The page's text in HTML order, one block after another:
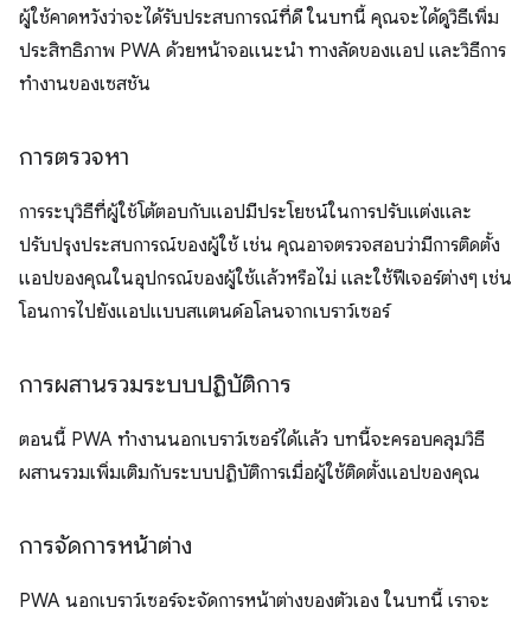
ผู้ใช้คาดหวังว่าจะได้รับประสบการณ์ที่ดี ในบทนี้ คุณจะได้ดูวิธีเพิ่ม
ประสิทธิภาพ PWA ด้วยหน้าจอแนะนํา ทางลัดของแอป และวิธีการ
ทำงานของเซสชัน
การตรวจหา
การระบุวิธีที่ผู้ใช้โต้ตอบกับแอปมีประโยชน์ในการปรับแต่งและ
ปรับปรุงประสบการณ์ของผู้ใช้ เช่น คุณอาจตรวจสอบว่ามีการติดตั้ง
แอปของคุณในอุปกรณ์ของผู้ใช้แล้วหรือไม่ และใช้ฟีเจอร์ต่างๆ เช่น
โอนการไปยังแอปแบบสแตนด์อโลนจากเบราว์เซอร์
การผสานรวมระบบปฏิบัติการ
ตอนนี้ PWA ทำงานนอกเบราว์เซอร์ได้แล้ว บทนี้จะครอบคลุมวิธี
ผสานรวมเพิ่มเติมกับระบบปฏิบัติการเมื่อผู้ใช้ติดตั้งแอปของคุณ
การจัดการหน้าต่าง
PWA นอกเบราว์เซอร์จะจัดการหน้าต่างของตัวเอง ในบทนี้ เราจะ